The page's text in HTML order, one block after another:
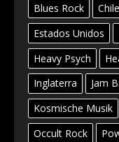
Blues Rock
Chile
Estados Unidos
Heavy Psych
Inglaterra
Jam
Kosmische Musik
Occult Rock